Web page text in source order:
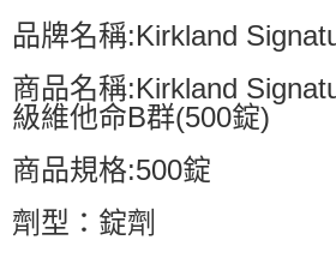
品牌名稱:Kirkland
商品名稱:Kirkland
級維他命B群(500錠)
商品規格:500錠
劑型：錠劑